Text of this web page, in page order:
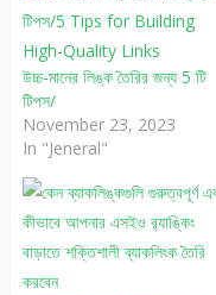
উচ্চ-মানের লিঙ্ক তৈরির জন্য 5 টি
টিপস/
November 23, 2023
In "Jeneral"